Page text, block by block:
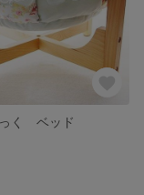
く ベッド